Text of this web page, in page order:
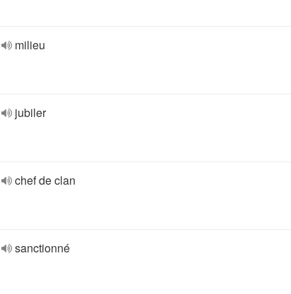
milieu
jubiler
chef de clan
sanctionné